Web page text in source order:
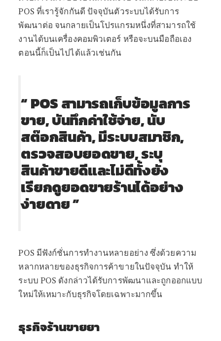
POS ที่เรารู้จักกันดี ปัจจุบันตัวระบบได้รับการ
พัฒนาต่อ จนกลายเป็นโปรแกรมหนึ่งที่สามารถใช้
งานได้บนเครื่องคอมพิวเตอร์ หรือจะบนมือถือเอง
ตอนนี้ก็เป็นไปได้แล้วเช่นกัน
“ POS สามารถเก็บข้อมูลการ
ขาย, บันทึกค่าใช้จ่าย, นับ
สต๊อกสินค้า, มีระบบสมาชิก,
ตรวจสอบยอดขาย, ระบุ
สินค้าขายดีและไม่ดีทั้งยัง
เรียกดูยอดขายร้านได้อย่าง
ง่ายดาย ”
POS มีฟังก์ชั่นการทำงานหลายอย่าง ซึ่งด้วยความ
หลากหลายของธุรกิจการค้าขายในปัจจุบัน ทำให้
ระบบ POS ดังกล่าวได้รับการพัฒนาและถูกออกแบบ
ใหม่ให้เหมาะกับธุรกิจโดยเฉพาะมากขึ้น
ธุรกิจร้านขายยา